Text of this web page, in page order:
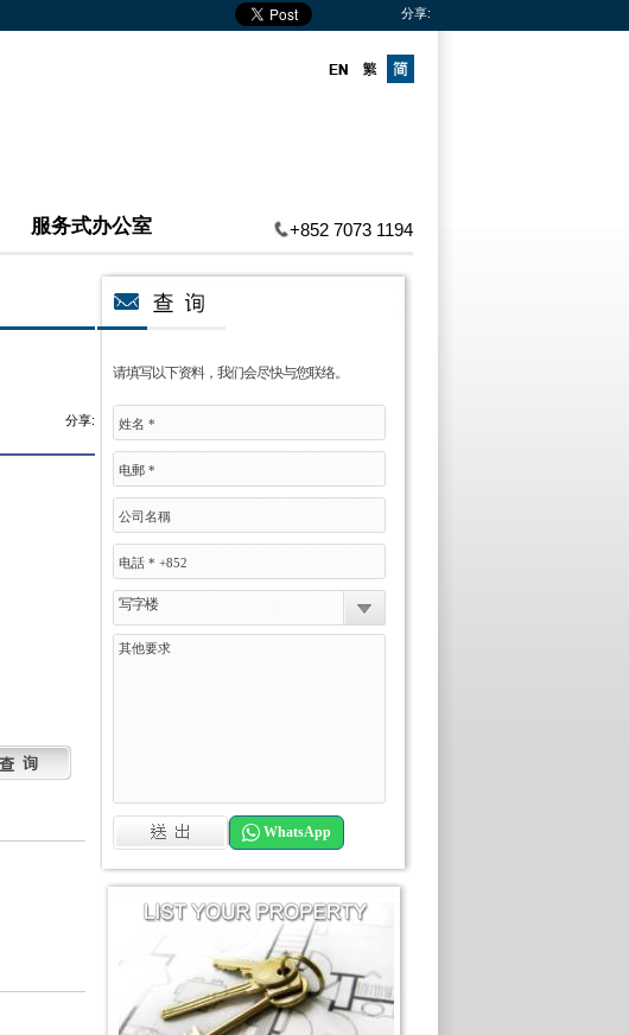
分享:
服务式办公室 +852 7073 1194
请填写以下资料，我们会尽快与您联络。
写字楼
WhatsApp
分享: